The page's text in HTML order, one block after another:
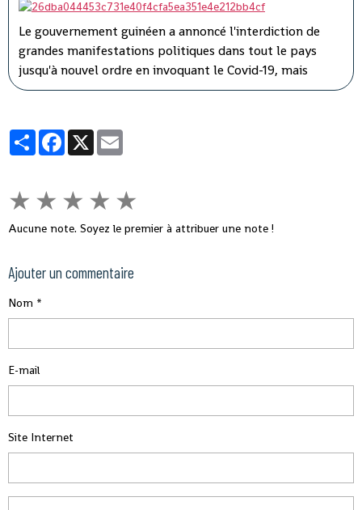
Le gouvernement guinéen a annoncé l'interdiction de
grandes manifestations politiques dans tout le pays
jusqu'à nouvel ordre en invoquant le Covid-19, mais
l'opposition a dénoncé une instrumentalisation de la
Alpha Condé.
PartagerFacebook
X
★ ★ ★ ★ ★
Aucune note. Soyez le premier à attribuer une note !
Ajouter un commentaire
Nom
E-mail
Site Internet